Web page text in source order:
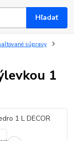
Hľadať
súpravy
1